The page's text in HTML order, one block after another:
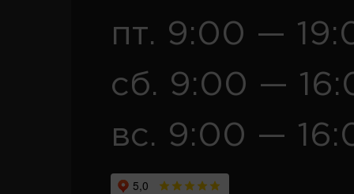
пт. 9:00 —
сб. 9:00 —
вс. 9:00 —